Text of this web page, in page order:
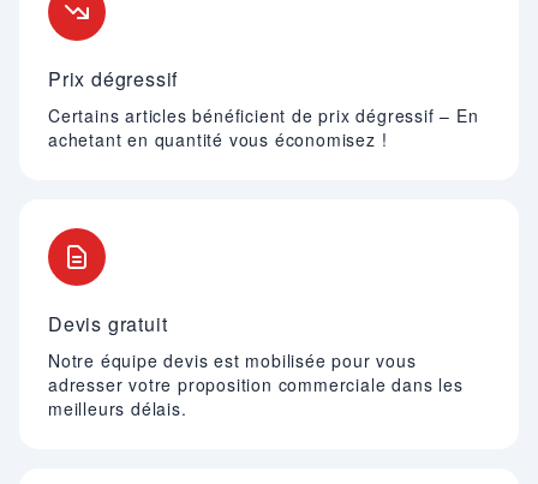
Prix dégressif
Certains articles bénéficient de prix dégressif – En
achetant en quantité vous économisez !
Devis gratuit
Notre équipe devis est mobilisée pour vous
adresser votre proposition commerciale dans les
meilleurs délais.